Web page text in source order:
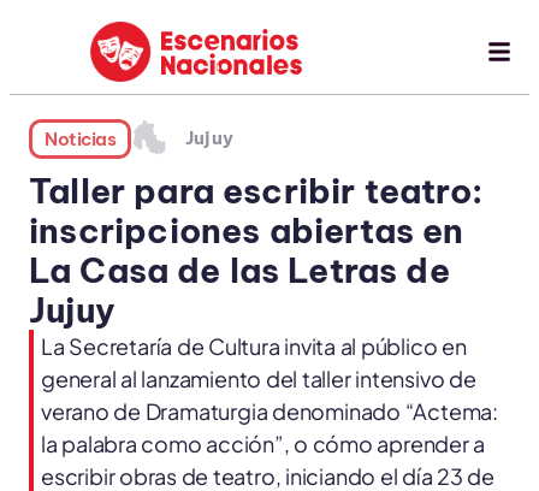
Noticias Jujuy
Taller para escribir teatro:
inscripciones abiertas en
La Casa de las Letras de
Jujuy
La Secretaría de Cultura invita al público en
general al lanzamiento del taller intensivo de
verano de Dramaturgia denominado “Actema:
la palabra como acción”, o cómo aprender a
escribir obras de teatro, iniciando el día 23 de